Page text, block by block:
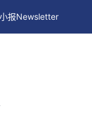
小报Newsletter